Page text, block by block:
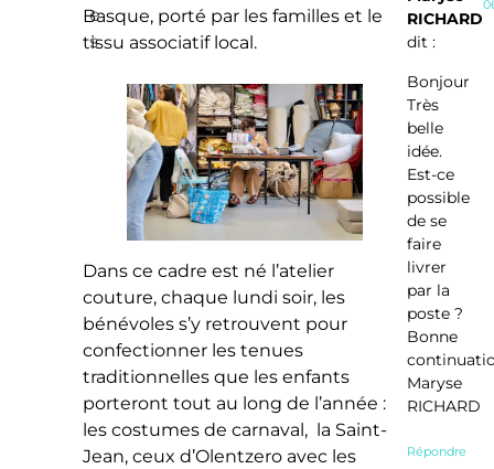
e
s
Basque, porté par les familles et le
tissu associatif local.
Dans ce cadre est né l’atelier
couture, chaque lundi soir, les
bénévoles s’y retrouvent pour
confectionner les tenues
traditionnelles que les enfants
porteront tout au long de l’année :
les costumes de carnaval, la Saint-
Jean, ceux d’Olentzero avec les
RICHARD
dit :
Bonjour
Très
belle
idée.
Est-ce
possible
de se
faire
livrer
par la
poste ?
Bonne
Maryse
RICHARD
Répondre